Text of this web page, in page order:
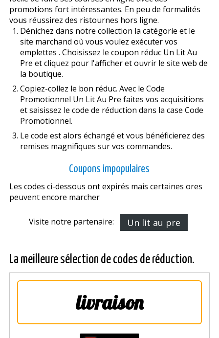
promotions fort intéressantes. En peu de formalités
vous réussirez des ristournes hors ligne.
Dénichez dans notre collection la catégorie et le
site marchand où vous voulez exécuter vos
emplettes . Choisissez le coupon réduc Un Lit Au
Pre et cliquez pour l'afficher et ouvrir le site web de
la boutique.
Copiez-collez le bon réduc. Avec le Code
Promotionnel Un Lit Au Pre faites vos acquisitions
et saisissez le code de réduction dans la case Code
Promotionnel.
Le code est alors échangé et vous bénéficierez des
remises magnifiques sur vos commandes.
Coupons impopulaires
Les codes ci-dessous ont expirés mais certaines offres
peuvent encore marcher
Visite notre partenaire: Un lit au pre
La meilleure sélection de codes de réduction.
livraison